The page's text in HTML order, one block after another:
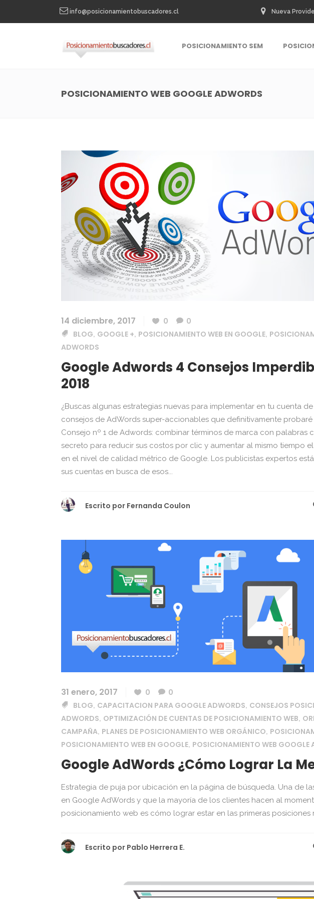
info@posicionamientobuscadores.cl Nueva
POSICIONAMIENTO SEM
POSICIONAMIENTO WEB GOOGLE ADWORDS
14 diciembre, 2017 0
0
BLOG, GOOGLE +, POSICIONAMIENTO WEB EN GOOGLE,
ADWORDS
Google Adwords 4 Consejos
2018
¿Buscas algunas estrategias nuevas para implementar en tu cuenta
consejos de AdWords super-accionables que definitivamente probaré
Consejo nº 1 de Adwords: combinar términos de marca con palabras
secreto para reducir sus costos por clic y aumentar al mismo tiempo
en el nivel de calidad métrico de Google. Los publicistas expertos
sus cuentas en busca de esos...
Escrito por Fernanda Coulon
31 enero, 2017 0
0
BLOG, CAPACITACION PARA GOOGLE ADWORDS, CONSEJOS
ADWORDS, OPTIMIZACIÓN DE CUENTAS DE POSICIONAMIENTO WEB,
CAMPAÑA, PLANES DE POSICIONAMIENTO WEB ORGÁNICO,
POSICIONAMIENTO WEB EN GOOGLE, POSICIONAMIENTO WEB GOOGLE
Google AdWords ¿Cómo Lograr La
Estrategia de puja por ubicación en la página de búsqueda. Una de
en Google AdWords y que la mayoría de los clientes hacen al
posicionamiento web es cómo lograr estar en las primeras posiciones
Escrito por Pablo Herrera E.